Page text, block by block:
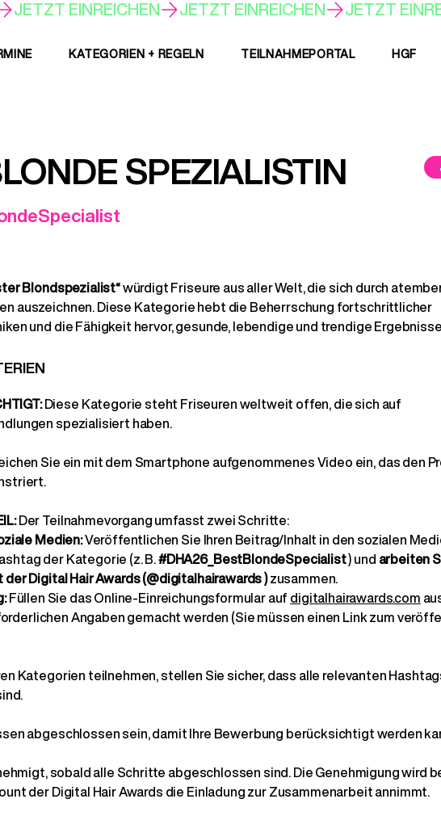
KATEGORIEN + REGELN TEILNAHMEPORTAL HGF
SPEZIALISTIN
Blondspezialist“würdigt Friseure aus aller Welt, die sich durch
auszeichnen. Diese Kategorie hebt die Beherrschung fortschrittlicher
und die Fähigkeit hervor, gesunde, lebendige und trendige
Diese Kategorie steht Friseuren weltweit offen, die sich auf
spezialisiert haben.
Sie ein mit dem Smartphone aufgenommenes Video ein, das den
Der Teilnahmevorgang umfasst zwei Schritte:
Medien:Veröffentlichen Sie Ihren Beitrag/Inhalt in den sozialen
der Kategorie (z. B.#DHA26_BestBlondeSpecialist) und arbeiten
Digital Hair Awards (@digitalhairawards)zusammen.
Füllen Sie das Online-Einreichungsformular auf digitalhairawards.com
Angaben gemacht werden (Sie müssen einen Link zum
Kategorien teilnehmen, stellen Sie sicher, dass alle relevanten
abgeschlossen sein, damit Ihre Bewerbung berücksichtigt werden
sobald alle Schritte abgeschlossen sind. Die Genehmigung wird
der Digital Hair Awards die Einladung zur Zusammenarbeit annimmt.